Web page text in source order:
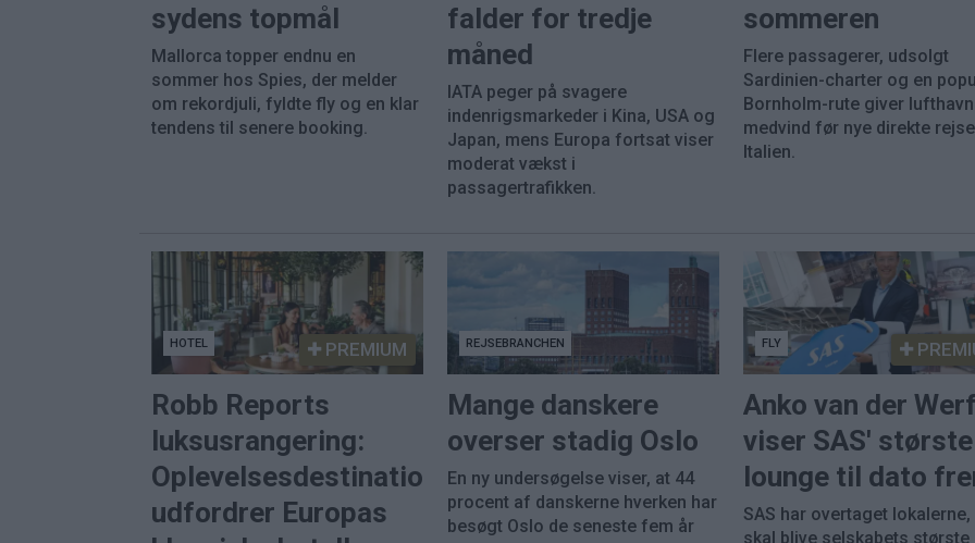
sydens topmål
Mallorca topper endnu en
sommer hos Spies, der melder
om rekordjuli, fyldte fly og en klar
tendens til senere booking.
falder for tredje
måned
IATA peger på svagere
indenrigsmarkeder i Kina, USA og
Japan, mens Europa fortsat viser
moderat vækst i
passagertrafikken.
sommeren
Flere passagerer, udsolgt
Sardinien-charter og en
Bornholm-rute giver
medvind før nye direkte
Italien.
HOTEL PREMIUM
Robb Reports
luksusrangering:
Oplevelsesdestinationer
udfordrer Europas
REJSEBRANCHEN
Mange danskere
overser stadig Oslo
En ny undersøgelse viser, at 44
procent af danskerne hverken har
besøgt Oslo de seneste fem år
FLY
Anko van der
viser SAS' største
lounge til dato
SAS har overtaget
skal blive selskabets største